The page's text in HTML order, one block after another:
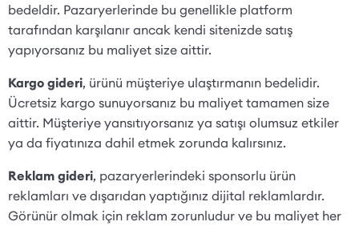
bedeldir. Pazaryerlerinde bu genellikle platform
tarafından karşılanır ancak kendi sitenizde satış
yapıyorsanız bu maliyet size aittir.
Kargo gideri, ürünü müşteriye ulaştırmanın bedelidir.
Ücretsiz kargo sunuyorsanız bu maliyet tamamen size
aittir. Müşteriye yansıtıyorsanız ya satışı olumsuz etkiler
ya da fiyatınıza dahil etmek zorunda kalırsınız.
Reklam gideri, pazaryerlerindeki sponsorlu ürün
reklamları ve dışarıdan yaptığınız dijital reklamlardır.
Görünür olmak için reklam zorunludur ve bu maliyet her